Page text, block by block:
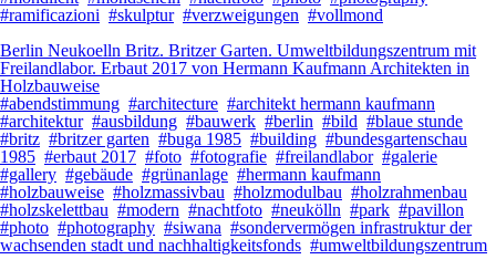
#ramificazioni #skulptur #verzweigungen #vollmond
Berlin Neukoelln Britz. Britzer Garten. Umweltbildungszentrum mit
Freilandlabor. Erbaut 2017 von Hermann Kaufmann Architekten in
Holzbauweise
#abendstimmung #architecture #architekt hermann kaufmann
#architektur #ausbildung #bauwerk #berlin #bild #blaue stunde
#britz #britzer garten #buga 1985 #building #bundesgartenschau
1985 #erbaut 2017 #foto #fotografie #freilandlabor #galerie
#gallery #gebäude #grünanlage #hermann kaufmann
#holzbauweise #holzmassivbau #holzmodulbau #holzrahmenbau
#holzskelettbau #modern #nachtfoto #neukölln #park #pavillon
#photo #photography #siwana #sondervermögen infrastruktur der
wachsenden stadt und nachhaltigkeitsfonds #umweltbildungszentrum